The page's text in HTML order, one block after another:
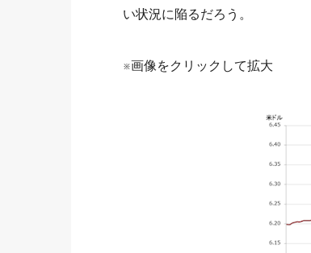
い状況に陥るだろう。
※画像をクリックして拡大